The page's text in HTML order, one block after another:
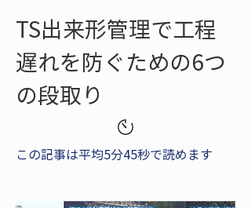
TS出来形管理で工程
遅れを防ぐための6つ
の段取り
この記事は平均5分45秒で読めます